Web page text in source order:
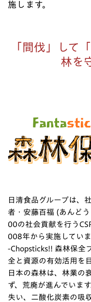
施します。
「間伐」して
林を
日清食品グループは、
者・安藤百福 (あんど
00の社会貢献を行う
008年から実施してい
-Chopsticks!! 森林保全
全と資源の有効活用を
日本の森林は、林業の
ず、荒廃が進んでいま
失い、二酸化炭素の吸